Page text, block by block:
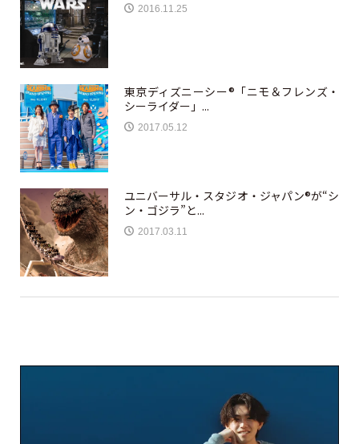
2016.11.25
東京ディズニーシー®「ニモ＆フレンズ・
シーライダー」...
2017.05.12
ユニバーサル・スタジオ・ジャパン®が“シ
ン・ゴジラ”と...
2017.03.11